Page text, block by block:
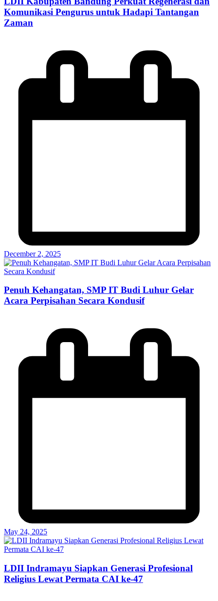
Komunikasi Pengurus untuk Hadapi Tantangan
Zaman
December 2, 2025
Penuh Kehangatan, SMP IT Budi Luhur Gelar
Acara Perpisahan Secara Kondusif
May 24, 2025
LDII Indramayu Siapkan Generasi Profesional
Religius Lewat Permata CAI ke-47